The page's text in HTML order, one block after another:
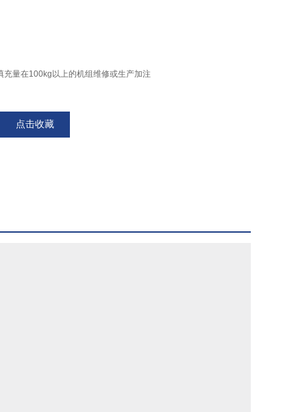
量在100kg以上的机组维修或生产加注
点击收藏